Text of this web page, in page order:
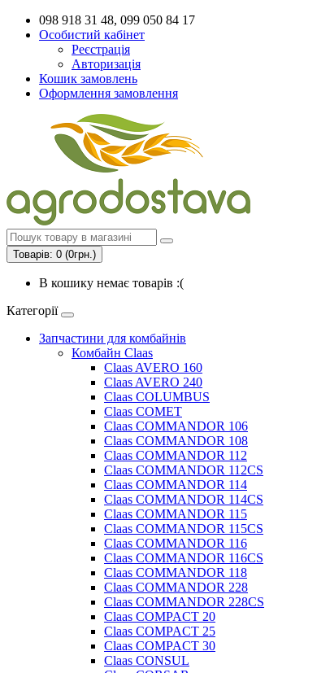
098 918 31 48, 099 050 84 17
Особистий кабінет
Реєстрація
Авторизація
Кошик замовлень
Оформлення замовлення
Товарів: 0 (0грн.)
В кошику немає товарів :(
Категорії
Запчастини для комбайнів
Комбайн Claas
Claas AVERO 160
Claas AVERO 240
Claas COLUMBUS
Claas COMET
Claas COMMANDOR 106
Claas COMMANDOR 108
Claas COMMANDOR 112
Claas COMMANDOR 112CS
Claas COMMANDOR 114
Claas COMMANDOR 114CS
Claas COMMANDOR 115
Claas COMMANDOR 115CS
Claas COMMANDOR 116
Claas COMMANDOR 116CS
Claas COMMANDOR 118
Claas COMMANDOR 228
Claas COMMANDOR 228CS
Claas COMPACT 20
Claas COMPACT 25
Claas COMPACT 30
Claas CONSUL